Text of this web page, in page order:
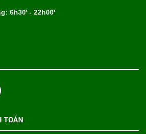
6h30' - 22h00'
TOÁN